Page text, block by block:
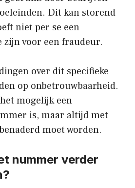
Dit kan storend
niet per se een
zijn voor een fraudeur.
over dit specifieke
op onbetrouwbaarheid.
mogelijk een
is, maar altijd met
moet worden.
nummer verder